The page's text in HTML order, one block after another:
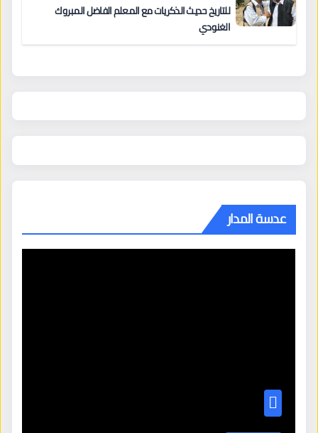
للتاريخ حديث الذكريات مع المعلم الفاضل المبروك
الغنودي
عدسة المدار